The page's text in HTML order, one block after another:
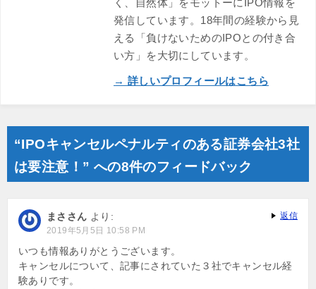
発信しています。18年間の経験から見
える「負けないためのIPOとの付き合
い方」を大切にしています。
→ 詳しいプロフィールはこちら
“IPOキャンセルペナルティのある証券会社3社
は要注意！” への8件のフィードバック
まささん より:
2019年5月5日 10:58 PM
いつも情報ありがとうございます。
キャンセルについて、記事にされていた３社でキャンセル経
験ありです。
返信